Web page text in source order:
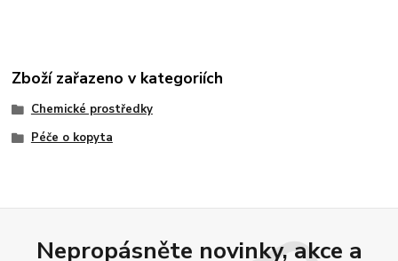
Zboží zařazeno v kategoriích
Chemické prostředky
Péče o kopyta
Nepropásněte novinky, akce a